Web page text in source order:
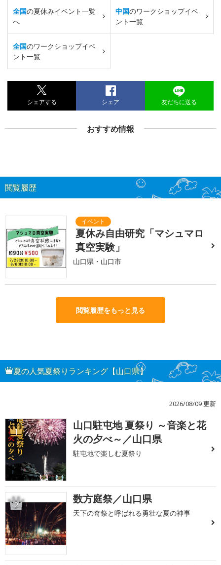
全国の夏休みイベント一覧
へ
中国のワークショップイベ
ント一覧
全国のワークショップイベ
ント一覧
シェアする シェア 友だちに送る
おすすめ情報
閲覧履歴
夏休み自由研究「マシュマロ
真空実験」
山口県・山口市
閲覧履歴をもっと見る
夏の人気夏祭りランキング【山口県】
2026/08/09 更新
1
山口駐屯地 夏祭り ～音楽と花
火の夕べ～／山口県
駐屯地で楽しむ夏祭り
2 数方庭祭／山口県
天下の奇祭と呼ばれる勇壮な夏の神事